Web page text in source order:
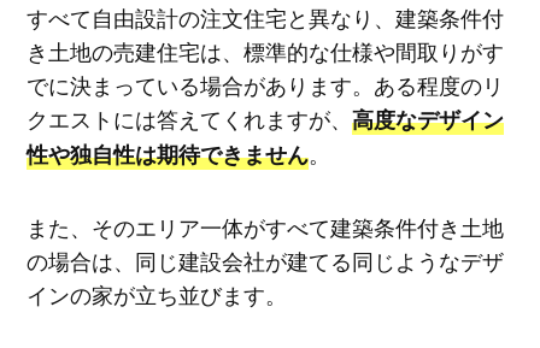
すべて自由設計の注文住宅と異なり、建築条件付
き土地の売建住宅は、標準的な仕様や間取りがす
でに決まっている場合があります。ある程度のリ
クエストには答えてくれますが、 高度なデザイン
性や独自性は期待できません。
また、そのエリア一体がすべて建築条件付き土地
の場合は、同じ建設会社が建てる同じようなデザ
インの家が立ち並びます。